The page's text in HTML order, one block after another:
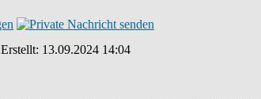
Erstellt: 13.09.2024 14:04